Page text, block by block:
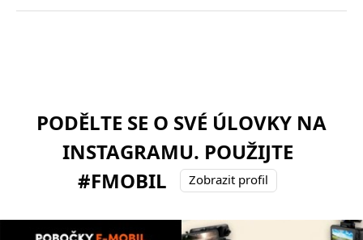
PODĚLTE SE O SVÉ ÚLOVKY NA
INSTAGRAMU. POUŽIJTE
#FMOBIL
Zobrazit profil